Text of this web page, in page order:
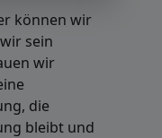
können wir
sein
wir
die
bleibt und